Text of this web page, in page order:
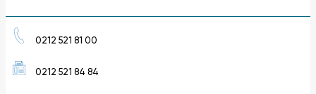
0212 521 81 00
0212 521 84 84